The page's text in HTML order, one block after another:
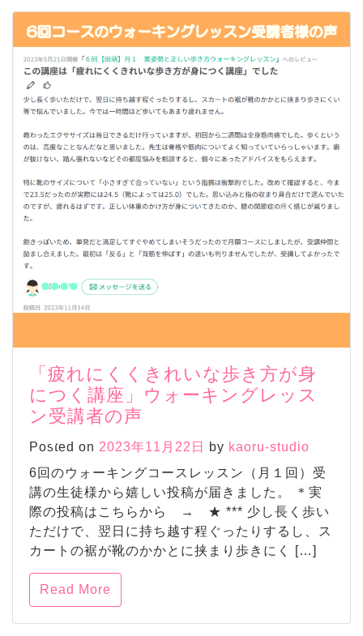
「疲れにくくきれいな歩き方が身
につく講座」ウォーキングレッス
ン受講者の声
Posted on 2023年11月22日 by kaoru-studio
6回のウォーキングコースレッスン（月１回）受
講の生徒様から嬉しい投稿が届きました。 ＊実
際の投稿はこちらから → ★ *** 少し長く歩い
ただけで、翌日に持ち越す程ぐったりするし、ス
カートの裾が靴のかかとに挟まり歩きにく […]
Read More